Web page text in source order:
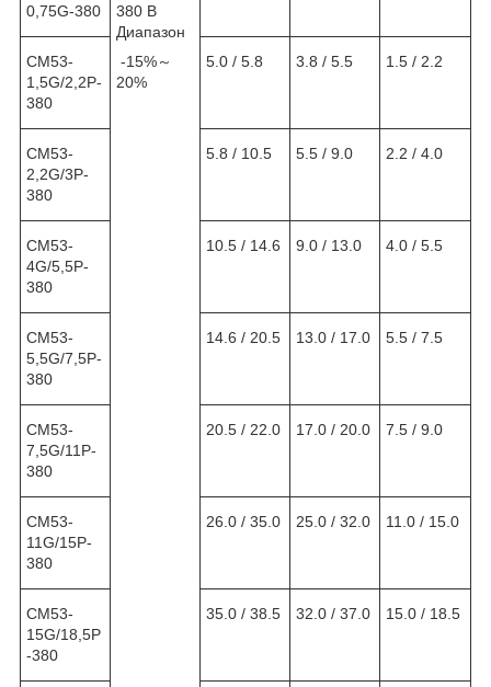
0,75G-380
380 В
Диапазон
-15%～
20%
CM53-
1,5G/2,2P-
380
5.0 / 5.8 3.8 / 5.5 1.5 / 2.2
CM53-
2,2G/3P-
380
5.8 / 10.5 5.5 / 9.0 2.2 / 4.0
CM53-
4G/5,5P-
380
10.5 / 14.6 9.0 / 13.0 4.0 / 5.5
CM53-
5,5G/7,5P-
380
14.6 / 20.5 13.0 / 17.0 5.5 / 7.5
CM53-
7,5G/11P-
380
20.5 / 22.0 17.0 / 20.0 7.5 / 9.0
CM53-
11G/15P-
380
26.0 / 35.0 25.0 / 32.0 11.0 / 15.0
CM53-
15G/18,5P
-380
35.0 / 38.5 32.0 / 37.0 15.0 / 18.5